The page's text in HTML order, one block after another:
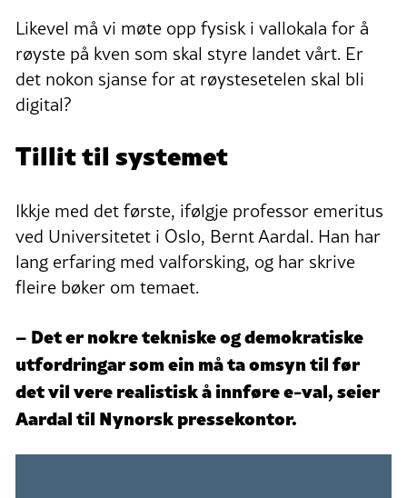
Likevel må vi møte opp fysisk i vallokala for å
røyste på kven som skal styre landet vårt. Er
det nokon sjanse for at røystesetelen skal bli
digital?
Tillit til systemet
Ikkje med det første, ifølgje professor emeritus
ved Universitetet i Oslo, Bernt Aardal. Han har
lang erfaring med valforsking, og har skrive
fleire bøker om temaet.
– Det er nokre tekniske og demokratiske
utfordringar som ein må ta omsyn til før
det vil vere realistisk å innføre e-val, seier
Aardal til Nynorsk pressekontor.